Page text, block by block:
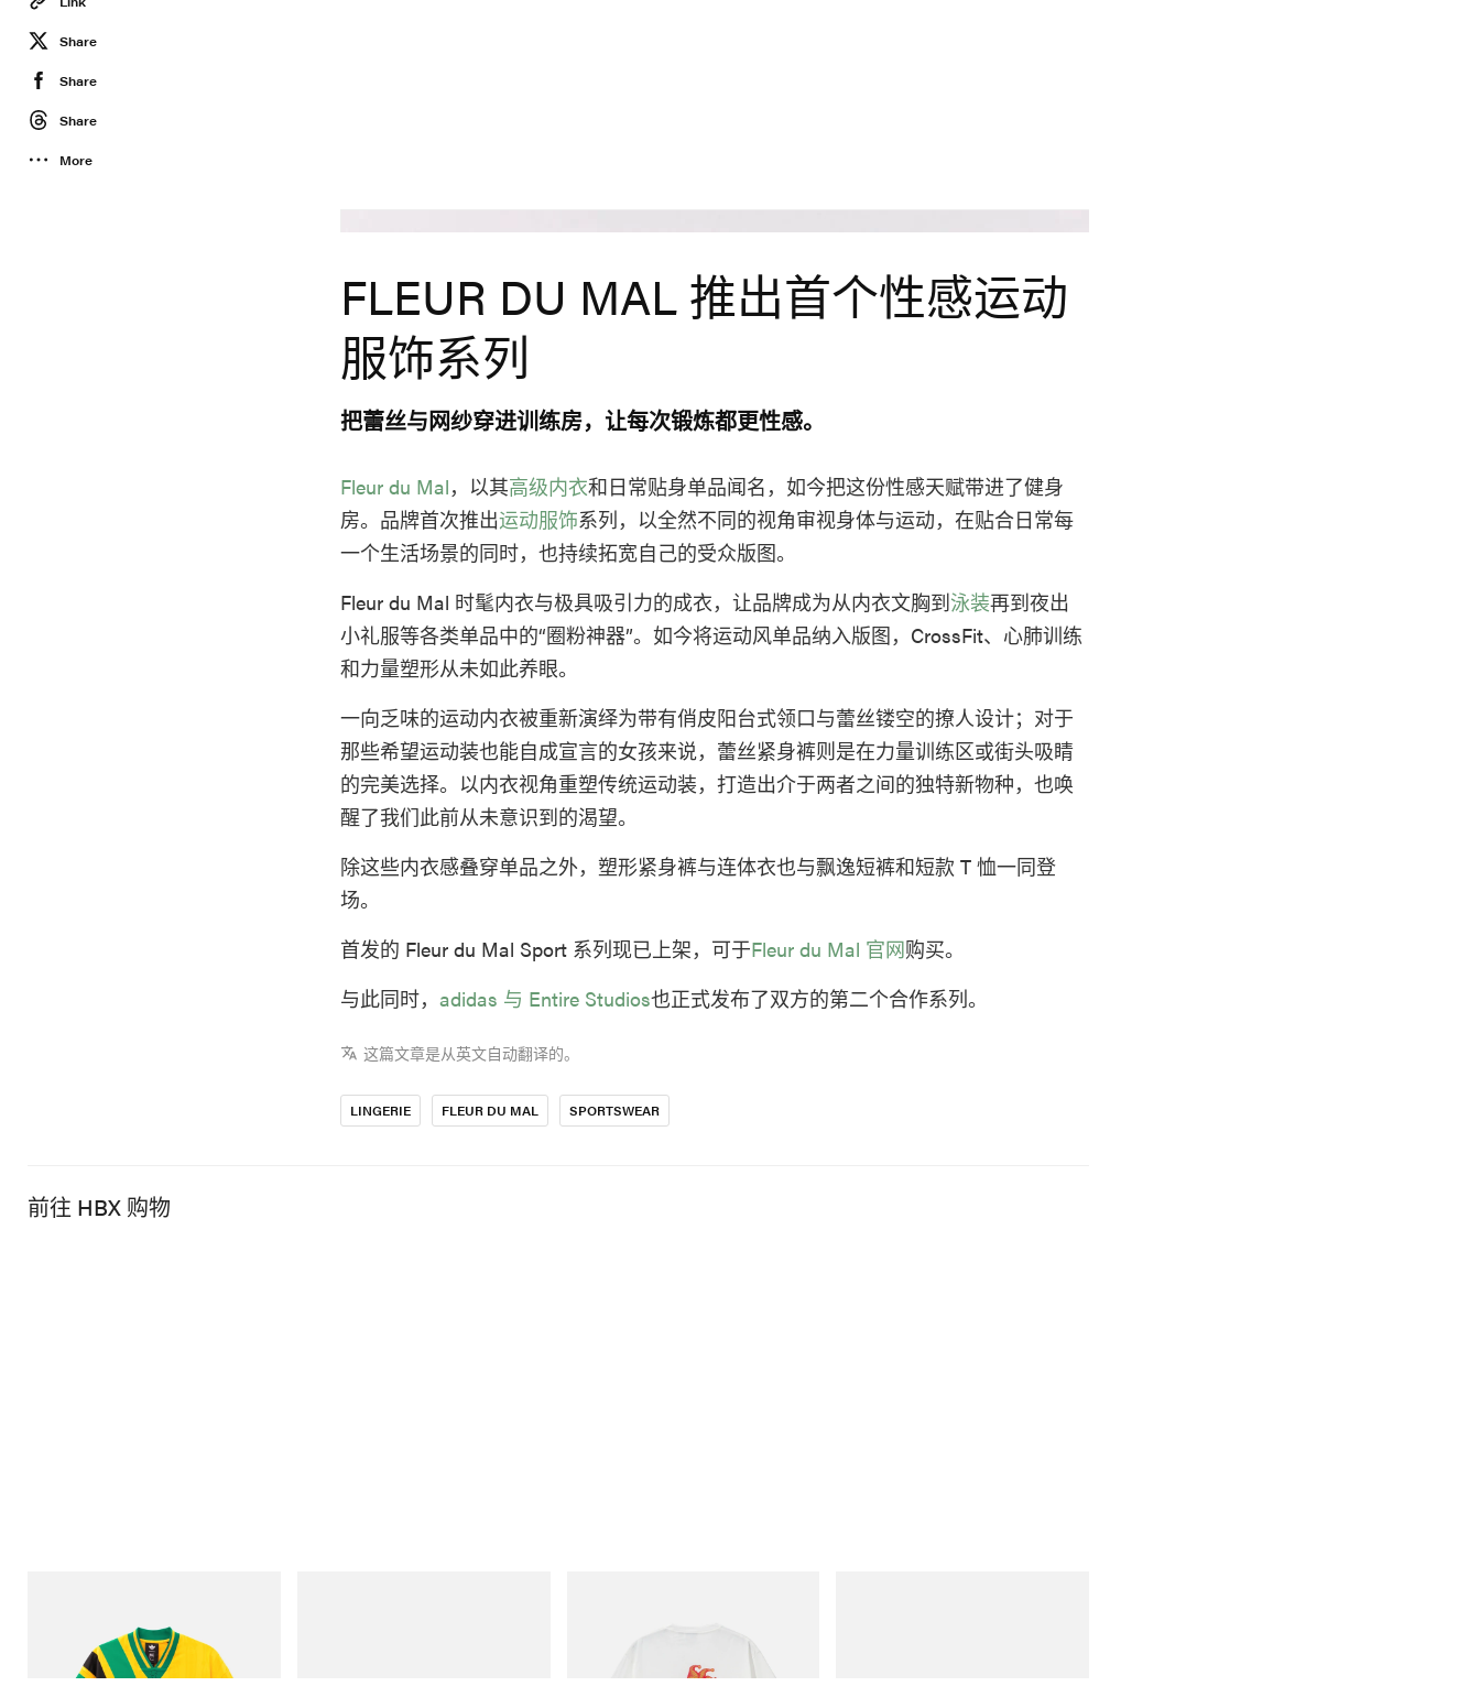
Share
Share
Share
More
FLEUR DU MAL 推出首个性感运动
服饰系列
把蕾丝与网纱穿进训练房，让每次锻炼都更性感。
Fleur du Mal，以其高级内衣和日常贴身单品闻名，如今把这份性感天赋带进了健身
房。品牌首次推出运动服饰系列，以全然不同的视角审视身体与运动，在贴合日常每
一个生活场景的同时，也持续拓宽自己的受众版图。
Fleur du Mal 时髦内衣与极具吸引力的成衣，让品牌成为从内衣文胸到泳装再到夜出
小礼服等各类单品中的“圈粉神器”。如今将运动风单品纳入版图，CrossFit、心肺训练
和力量塑形从未如此养眼。
一向乏味的运动内衣被重新演绎为带有俏皮阳台式领口与蕾丝镂空的撩人设计；对于
那些希望运动装也能自成宣言的女孩来说，蕾丝紧身裤则是在力量训练区或街头吸睛
的完美选择。以内衣视角重塑传统运动装，打造出介于两者之间的独特新物种，也唤
醒了我们此前从未意识到的渴望。
除这些内衣感叠穿单品之外，塑形紧身裤与连体衣也与飘逸短裤和短款 T 恤一同登
场。
首发的 Fleur du Mal Sport 系列现已上架，可于Fleur du Mal 官网购买。
与此同时，adidas 与 Entire Studios也正式发布了双方的第二个合作系列。
这篇文章是从英文自动翻译的。
LINGERIE FLEUR DU MAL SPORTSWEAR
前往 HBX 购物
Football Jersey
立刻购入